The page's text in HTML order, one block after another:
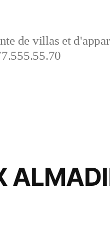
de villas et